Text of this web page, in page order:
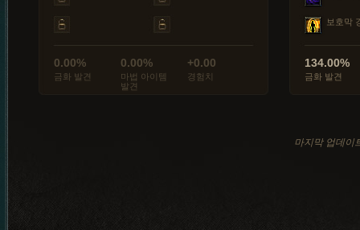
0.00%
금화 발견
0.00%
마법 아이템
발견
+0.00
경험치
보호막
134.00%
금화 발견
마지막 업데이